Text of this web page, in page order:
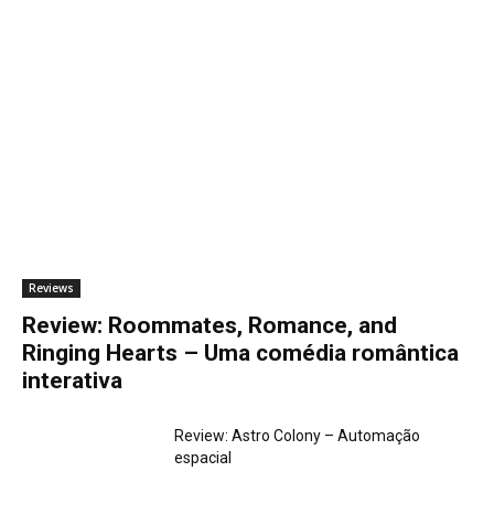
Reviews
Review: Roommates, Romance, and
Ringing Hearts – Uma comédia romântica
interativa
Review: Astro Colony – Automação
espacial